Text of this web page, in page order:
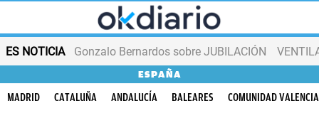
ES NOTICIA Gonzalo Bernardos sobre JUBILACIÓN
ESPAÑA
MADRID CATALUÑA ANDALUCÍA BALEARES COMUNIDAD